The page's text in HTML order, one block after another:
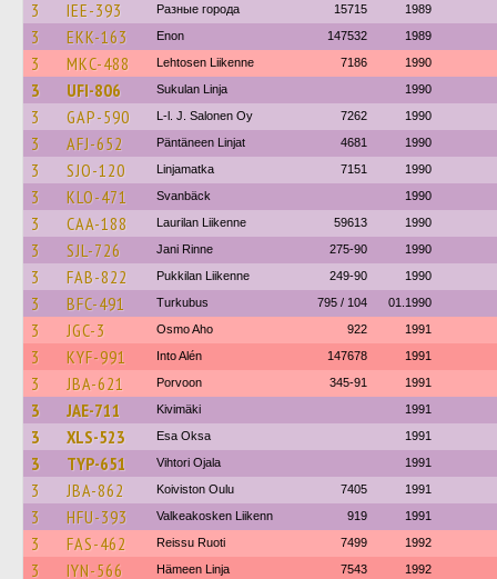
3 IEE-393 Разные города 15715 1989
3 EKK-163 Enon 147532 1989
3 MKC-488 Lehtosen Liikenne 7186 1990
3 UFI-806 Sukulan Linja 1990
3 GAP-590 L-l. J. Salonen Oy 7262 1990
3 AFJ-652 Päntäneen Linjat 4681 1990
3 SJO-120 Linjamatka 7151 1990
3 KLO-471 Svanbäck 1990
3 CAA-188 Laurilan Liikenne 59613 1990
3 SJL-726 Jani Rinne 275-90 1990
3 FAB-822 Pukkilan Liikenne 249-90 1990
3 BFC-491 Turkubus 795 / 104 01.1990
3 JGC-3 Osmo Aho 922 1991
3 KYF-991 Into Alén 147678 1991
3 JBA-621 Porvoon 345-91 1991
3 JAE-711 Kivimäki 1991
3 XLS-523 Esa Oksa 1991
3 TYP-651 Vihtori Ojala 1991
3 JBA-862 Koiviston Oulu 7405 1991
3 HFU-393 Valkeakosken Liikenn 919 1991
3 FAS-462 Reissu Ruoti 7499 1992
3 IYN-566 Hämeen Linja 7543 1992